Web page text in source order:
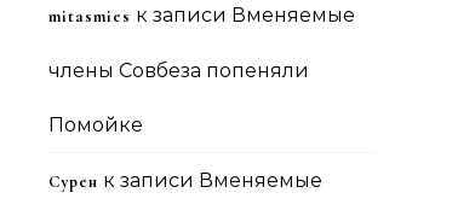
mitasmies к записи Вменяемые
члены Совбеза попеняли
Помойке
Сурен к записи Вменяемые